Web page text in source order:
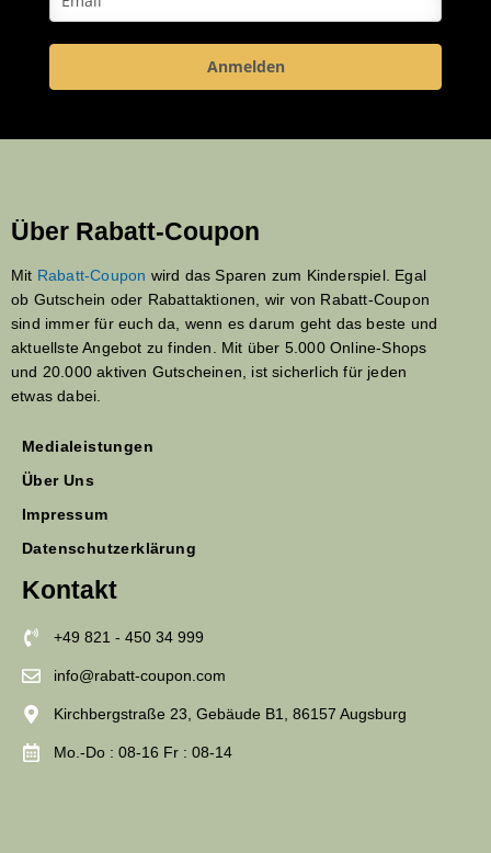
Anmelden
Über Rabatt-Coupon
Mit Rabatt-Coupon wird das Sparen zum Kinderspiel. Egal
ob Gutschein oder Rabattaktionen, wir von Rabatt-Coupon
sind immer für euch da, wenn es darum geht das beste und
aktuellste Angebot zu finden. Mit über 5.000 Online-Shops
und 20.000 aktiven Gutscheinen, ist sicherlich für jeden
etwas dabei.
Medialeistungen
Über Uns
Impressum
Datenschutzerklärung
Kontakt
+49 821 - 450 34 999
info@rabatt-coupon.com
Kirchbergstraße 23, Gebäude B1, 86157 Augsburg
Mo.-Do : 08-16 Fr : 08-14